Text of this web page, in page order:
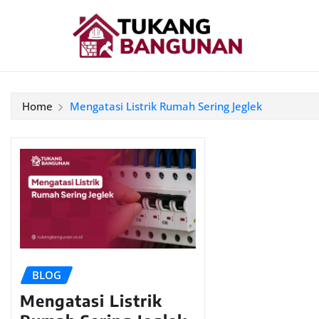
Home Mengatasi Listrik Rumah Sering Jeglek
BLOG
Mengatasi Listrik